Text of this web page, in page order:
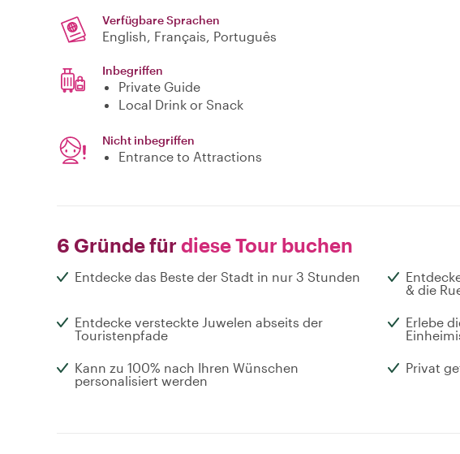
Verfügbare Sprachen
English, Français, Português
Inbegriffen
Private Guide
Local Drink or Snack
Nicht inbegriffen
Entrance to Attractions
6 Gründe für diese Tour buchen
Entdecke das Beste der Stadt in nur 3 Stunden
& die
Entdecke versteckte Juwelen abseits der
Touristenpfade
Erlebe
Kann zu 100% nach Ihren Wünschen
personalisiert werden
Privat